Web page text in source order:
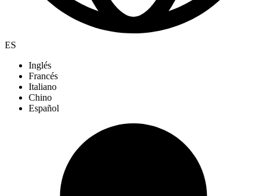
ES
Inglés
Francés
Italiano
Chino
Español